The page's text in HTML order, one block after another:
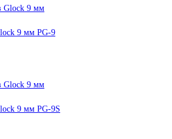
9 мм PG-9
9 мм PG-9S